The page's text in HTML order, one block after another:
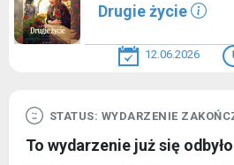
Drugie życie
12.06.2026
STATUS: WYDARZENIE
To wydarzenie już się odbyło